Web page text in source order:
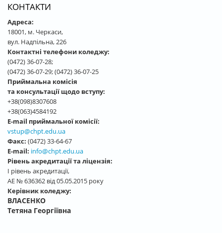
КОНТАКТИ
Адреса:
18001, м. Черкаси,
вул. Надпільна, 226
Контактні телефони коледжу:
(0472) 36-07-28;
(0472) 36-07-29; (0472) 36-07-25
Приймальна комісія
та консультації щодо вступу:
+38(098)8307608
+38(063)4584192
E-mail приймальної комісії:
vstup@chpt.edu.ua
Факс: (0472) 33-64-67
E-mail: info@chpt.edu.ua
Рівень акредитації та ліцензія:
І рівень акредитації,
АЕ № 636362 від 05.05.2015 року
Керівник коледжу:
ВЛАСЕНКО
Тетяна Георгіївна